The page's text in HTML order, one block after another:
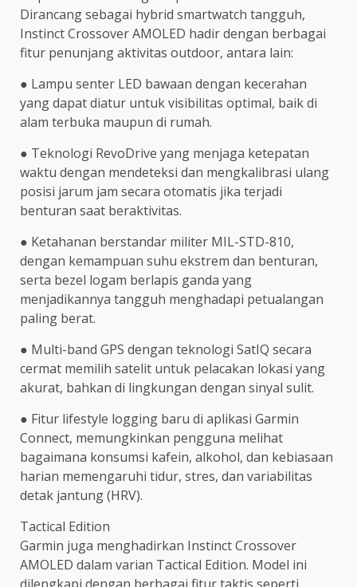
Dirancang sebagai hybrid smartwatch tangguh,
Instinct Crossover AMOLED hadir dengan berbagai
fitur penunjang aktivitas outdoor, antara lain:
● Lampu senter LED bawaan dengan kecerahan
yang dapat diatur untuk visibilitas optimal, baik di
alam terbuka maupun di rumah.
● Teknologi RevoDrive yang menjaga ketepatan
waktu dengan mendeteksi dan mengkalibrasi ulang
posisi jarum jam secara otomatis jika terjadi
benturan saat beraktivitas.
● Ketahanan berstandar militer MIL-STD-810,
dengan kemampuan suhu ekstrem dan benturan,
serta bezel logam berlapis ganda yang
menjadikannya tangguh menghadapi petualangan
paling berat.
● Multi-band GPS dengan teknologi SatIQ secara
cermat memilih satelit untuk pelacakan lokasi yang
akurat, bahkan di lingkungan dengan sinyal sulit.
● Fitur lifestyle logging baru di aplikasi Garmin
Connect, memungkinkan pengguna melihat
bagaimana konsumsi kafein, alkohol, dan kebiasaan
harian memengaruhi tidur, stres, dan variabilitas
detak jantung (HRV).
Tactical Edition
Garmin juga menghadirkan Instinct Crossover
AMOLED dalam varian Tactical Edition. Model ini